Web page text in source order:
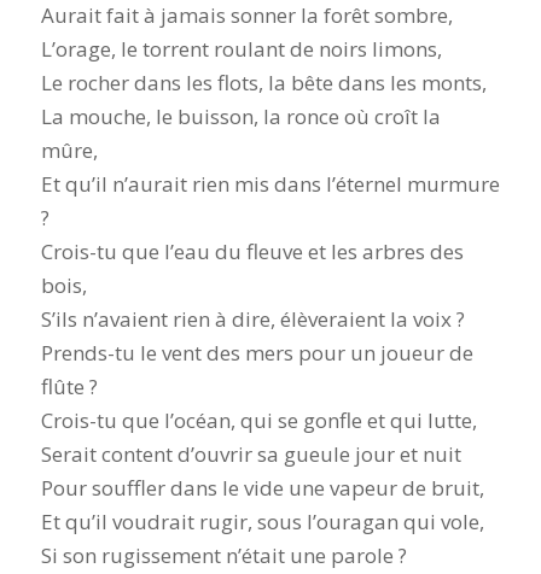
Aurait fait à jamais sonner la forêt sombre,
L’orage, le torrent roulant de noirs limons,
Le rocher dans les flots, la bête dans les monts,
La mouche, le buisson, la ronce où croît la
mûre,
Et qu’il n’aurait rien mis dans l’éternel murmure
?
Crois-tu que l’eau du fleuve et les arbres des
bois,
S’ils n’avaient rien à dire, élèveraient la voix ?
Prends-tu le vent des mers pour un joueur de
flûte ?
Crois-tu que l’océan, qui se gonfle et qui lutte,
Serait content d’ouvrir sa gueule jour et nuit
Pour souffler dans le vide une vapeur de bruit,
Et qu’il voudrait rugir, sous l’ouragan qui vole,
Si son rugissement n’était une parole ?